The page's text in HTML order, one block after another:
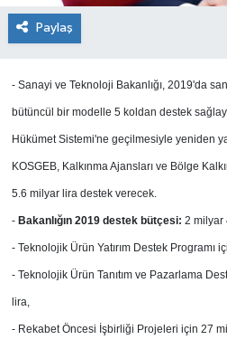
Paylaş
- Sanayi ve Teknoloji Bakanlığı, 2019'da
bütüncül bir modelle 5 koldan destek
Hükümet Sistemi'ne geçilmesiyle yeniden
KOSGEB, Kalkınma Ajansları ve Bölge
5.6 milyar lira destek verecek.
- Bakanlığın 2019 destek bütçesi: 2 milyar
- Teknolojik Ürün Yatırım Destek Programı
-Teknolojik Ürün Tanıtım ve Pazarlama
lira,
-Rekabet Öncesi İşbirliği Projeleri için 27